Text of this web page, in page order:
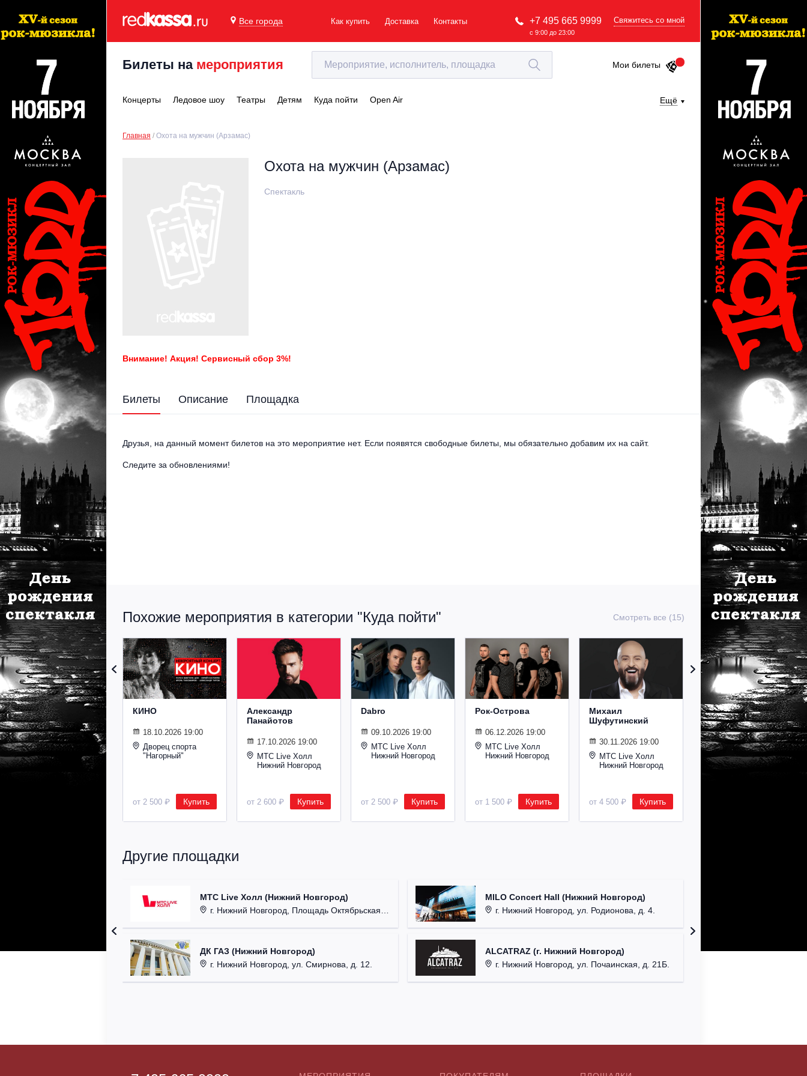
Все города Как купить Доставка Контакты +7 495 665 9999
с 9:00 до 23:00
Свяжитесь со мной
Билеты на мероприятия Мои билеты
Концерты Ледовое шоу Театры Детям Куда пойти Open Air Ещё
Главная Охота на мужчин (Арзамас)
Охота на мужчин (Арзамас)
Спектакль
Внимание! Акция! Сервисный сбор 3%!
Билеты Описание Площадка
Друзья, на данный момент билетов на это мероприятие нет. Если появятся свободные билеты, мы обязательно добавим их на сайт.
Следите за обновлениями!
Похожие мероприятия в категории "Куда пойти" Смотреть все (15)
КИНО
18.10.2026 19:00
Дворец спорта
"Нагорный"
от 2 500 ₽ Купить
Александр
Панайотов
17.10.2026 19:00
МТС Live Холл
Нижний Новгород
от 2 600 ₽ Купить
Dabro
09.10.2026 19:00
МТС Live Холл
Нижний Новгород
от 2 500 ₽ Купить
Рок-Острова
06.12.2026 19:00
МТС Live Холл
Нижний Новгород
от 1 500 ₽ Купить
Михаил
Шуфутинский
30.11.2026 19:00
МТС Live Холл
Нижний Новгород
от 4 500 ₽ Купить
Сурганова и
Оркестр
02.11.2026 19:00
МТС Live Холл
Нижний Новгород
Другие площадки
МТС Live Холл (Нижний Новгород)
г. Нижний Новгород, Площадь Октябрьская, д. 1.
ДК ГАЗ (Нижний Новгород)
г. Нижний Новгород, ул. Смирнова, д. 12.
MILO Concert Hall (Нижний Новгород)
г. Нижний Новгород, ул. Родионова, д. 4.
ALCATRAZ (г. Нижний Новгород)
г. Нижний Новгород, ул. Почаинская, д. 21Б.
ДК